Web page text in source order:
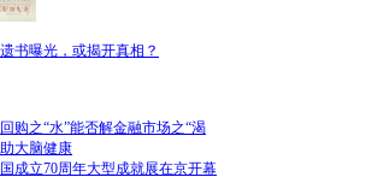
书曝光，或揭开真相？
购之“水”能否解金融市场之“渴
大脑健康
成立70周年大型成就展在京开幕